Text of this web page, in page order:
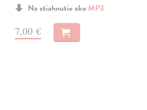
Na stiahnutie ako MP3
7,00 €